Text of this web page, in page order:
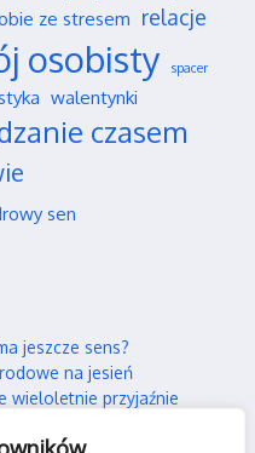
ze stresem relacje
osobisty spacer
walentynki
czasem
sen
jeszcze sens?
na jesień
wieloletnie przyjaźnie
partnera w silnym stresie?